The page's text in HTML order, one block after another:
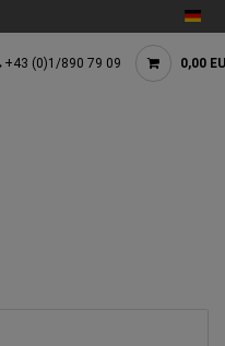
+43 (0)1/890 79 09 0,00